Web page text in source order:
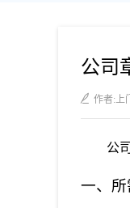
公司
作者:上
公
一、